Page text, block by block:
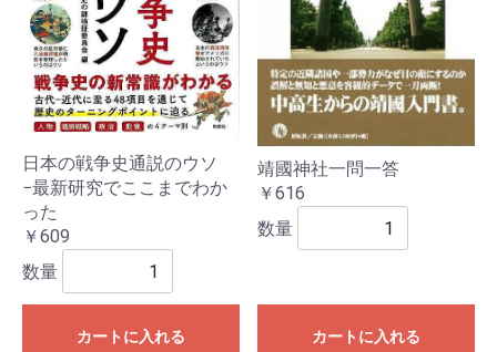
日本の戦争史通説のウソ
−最新研究でここまでわか
った
￥609
数量
カートに入れる
靖國神社一問一答
￥616
数量
カートに入れる